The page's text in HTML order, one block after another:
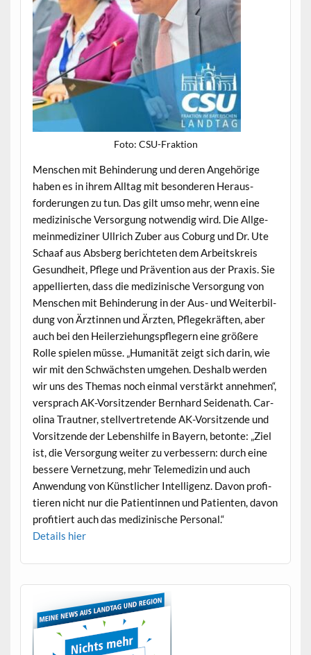
Foto: CSU-Frak­tion
Men­schen mit Behin­derung und deren Ange­hörige
haben es in ihrem All­t­ag mit beson­deren Her­aus­
forderun­gen zu tun. Das gilt umso mehr, wenn eine
medi­zinis­che Ver­sorgung notwendig wird. Die All­ge­
mein­medi­zin­er Ull­rich Zuber aus Coburg und Dr. Ute
Schaaf aus Abs­berg berichteten dem Arbeit­skreis
Gesund­heit, Pflege und Präven­tion aus der Prax­is. Sie
appel­lierten, dass die medi­zinis­che Ver­sorgung von
Men­schen mit Behin­derung in der Aus- und Weit­er­bil­
dung von Ärztin­nen und Ärzten, Pflegekräften, aber
auch bei den Heil­erziehungspflegern eine größere
Rolle spie­len müsse. „Human­ität zeigt sich darin, wie
wir mit den Schwäch­sten umge­hen. Deshalb wer­den
wir uns des The­mas noch ein­mal ver­stärkt annehmen“,
ver­sprach AK-Vor­sitzen­der Bern­hard Sei­de­nath. Car­
oli­na Traut­ner, stel­lvertre­tende AK-Vor­sitzende und
Vor­sitzende der Leben­shil­fe in Bay­ern, betonte: „Ziel
ist, die Ver­sorgung weit­er zu verbessern: durch eine
bessere Ver­net­zung, mehr Telemedi­zin und auch
Anwen­dung von Kün­stlich­er Intel­li­genz. Davon prof­i­
tieren nicht nur die Pati­entin­nen und Patien­ten, davon
prof­i­tiert auch das medi­zinis­che Personal.“
Details hier